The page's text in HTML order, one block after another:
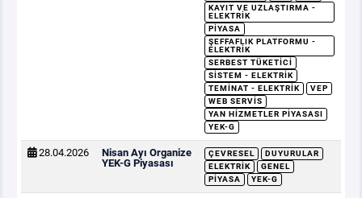
KAYIT VE UZLAŞTIRMA -
ELEKTRIK
PIYASA
ŞEFFAFLIK PLATFORMU -
ELEKTRIK
SERBEST TÜKETICI
SISTEM - ELEKTRIK
TEMINAT - ELEKTRIK
VEP
WEB SERVIS
YAN HIZMETLER PIYASASI
YEK-G
28.04.2026
Nisan Ayı Organize
YEK-G Piyasası
ÇEVRESEL
DUYURULAR
ELEKTRIK
GENEL
PIYASA
YEK-G